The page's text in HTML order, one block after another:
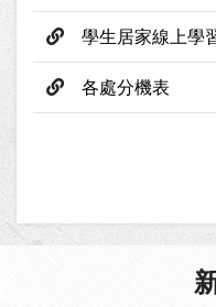
學生居家線上學
各處分機表